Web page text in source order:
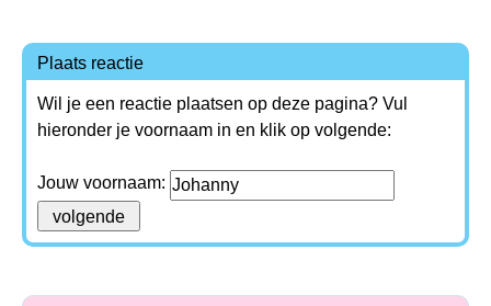
Plaats reactie
Wil je een reactie plaatsen op deze pagina? Vul
hieronder je voornaam in en klik op volgende:
Jouw voornaam: